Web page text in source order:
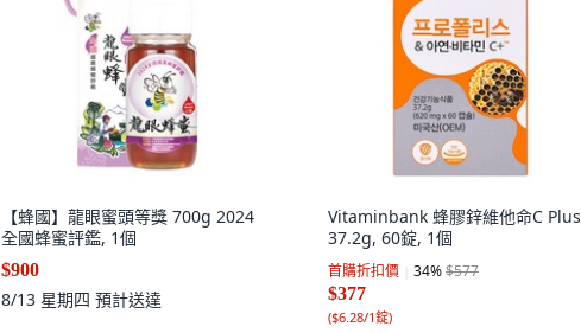
【蜂國】龍眼蜜頭等獎 700g 2024
全國蜂蜜評鑑, 1個
$900
8/13 星期四 預計送達
Vitaminbank 蜂膠鋅維他命C Plus
37.2g, 60錠, 1個
首購折扣價 34%$577
$377
($6.28/1錠)